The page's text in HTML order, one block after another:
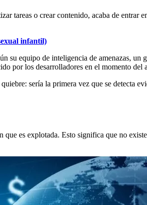
tareas o crear contenido, acaba de entrar
infantil)
su equipo de inteligencia de amenazas, un
por los desarrolladores en el momento del
sería la primera vez que se detecta
es explotada. Esto significa que no